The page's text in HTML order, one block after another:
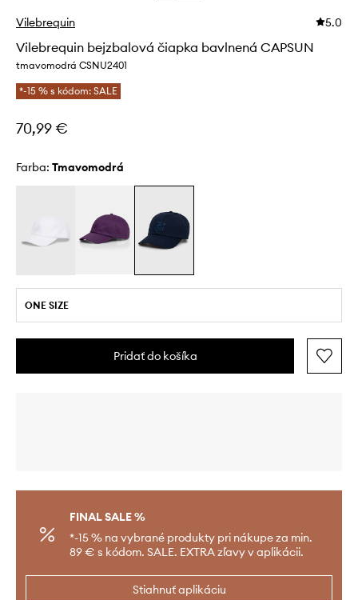
Vilebrequin 5.0
Vilebrequin bejzbalová čiapka bavlnená CAPSUN
tmavomodrá CSNU2401
*-15 % s kódom: SALE
70,99 €
Farba: tmavomodrá
ONE SIZE
Pridať do košíka
FINAL SALE %
*-15 % na vybrané produkty pri nákupe za min.
89 € s kódom. SALE. EXTRA zľavy v aplikácii.
Stiahnuť aplikáciu